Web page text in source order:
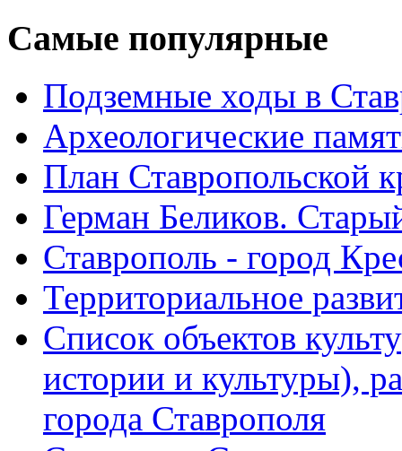
Самые популярные
Подземные ходы в
Археологические
План Ставропольской
Герман Беликов.
Ставрополь - город
Территориальное
Список объектов
истории и культуры),
города Ставрополя